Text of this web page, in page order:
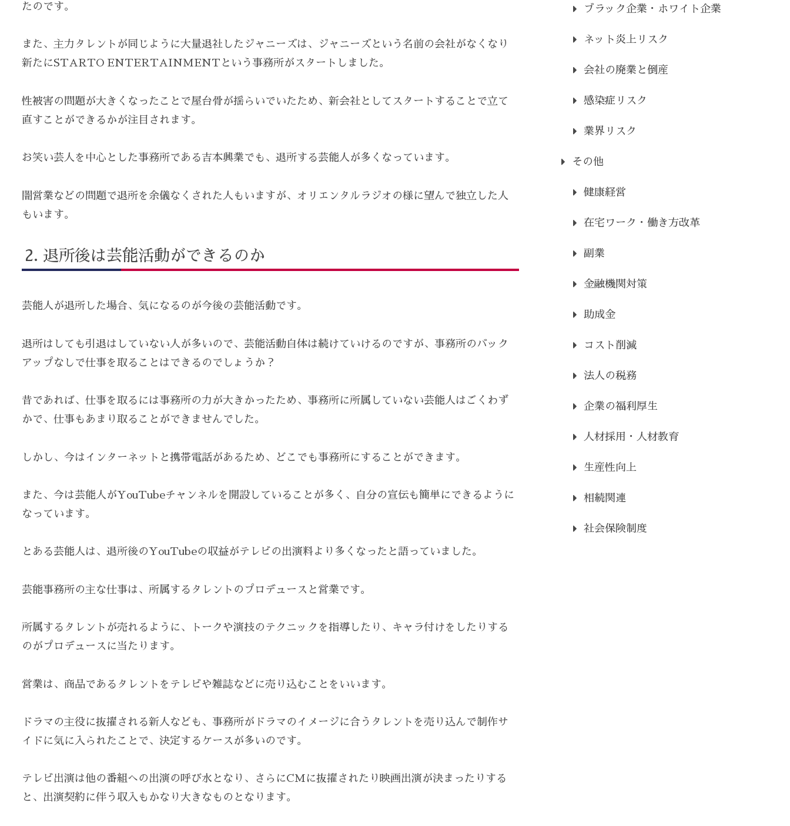
たのです。
また、主力タレントが同じように大量退社したジャニーズは、ジャニーズという名前の会社がなくなり
新たにSTARTO ENTERTAINMENTという事務所がスタートしました。
性被害の問題が大きくなったことで屋台骨が揺らいでいたため、新会社としてスタートすることで立て
直すことができるかが注目されます。
お笑い芸人を中心とした事務所である吉本興業でも、退所する芸能人が多くなっています。
闇営業などの問題で退所を余儀なくされた人もいますが、オリエンタルラジオの様に望んで独立した人
もいます。
退所後は芸能活動ができるのか
芸能人が退所した場合、気になるのが今後の芸能活動です。
退所はしても引退はしていない人が多いので、芸能活動自体は続けていけるのですが、事務所のバック
アップなしで仕事を取ることはできるのでしょうか？
昔であれば、仕事を取るには事務所の力が大きかったため、事務所に所属していない芸能人はごくわず
かで、仕事もあまり取ることができませんでした。
しかし、今はインターネットと携帯電話があるため、どこでも事務所にすることができます。
また、今は芸能人がYouTubeチャンネルを開設していることが多く、自分の宣伝も簡単にできるように
なっています。
とある芸能人は、退所後のYouTubeの収益がテレビの出演料より多くなったと語っていました。
芸能事務所の主な仕事は、所属するタレントのプロデュースと営業です。
所属するタレントが売れるように、トークや演技のテクニックを指導したり、キャラ付けをしたりする
のがプロデュースに当たります。
営業は、商品であるタレントをテレビや雑誌などに売り込むことをいいます。
ドラマの主役に抜擢される新人なども、事務所がドラマのイメージに合うタレントを売り込んで制作サ
イドに気に入られたことで、決定するケースが多いのです。
テレビ出演は他の番組への出演の呼び水となり、さらにCMに抜擢されたり映画出演が決まったりする
と、出演契約に伴う収入もかなり大きなものとなります。
ブラック企業・ホワイト企業
ネット炎上リスク
会社の廃業と倒産
感染症リスク
業界リスク
その他
健康経営
在宅ワーク・働き方改革
副業
金融機関対策
助成金
コスト削減
法人の税務
企業の福利厚生
人材採用・人材教育
生産性向上
相続関連
社会保険制度